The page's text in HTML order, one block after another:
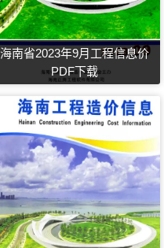
海南省2023年9月工程信息价
PDF下载